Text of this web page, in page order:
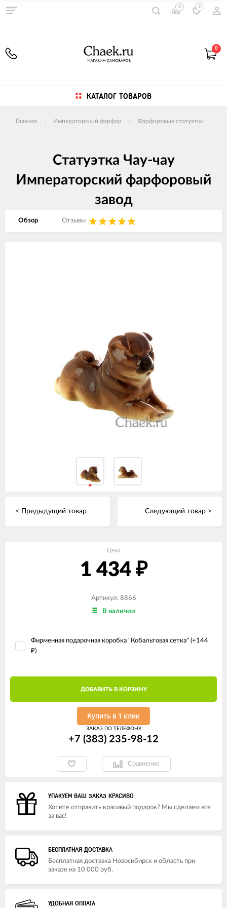
0 0
0
КАТАЛОГ ТОВАРОВ
Главная Императорский фарфор Фарфоровые статуэтки
Статуэтка Чау-чау
Императорский фарфоровый
завод
Обзор Отзывы
< Предыдущий товар Следующий товар >
Цена
1 434 ₽
Артикул: 8866
В наличии
Фирменная подарочная коробка "Кобальтовая сетка" (+144
₽)
ДОБАВИТЬ В КОРЗИНУ
Купить в 1 клик
ЗАКАЗ ПО ТЕЛЕФОНУ
+7 (383) 235-98-12
Сравнение
УПАКУЕМ ВАШ ЗАКАЗ КРАСИВО
Хотите отправить красивый подарок? Мы сделаем все
за вас!
БЕСПЛАТНАЯ ДОСТАВКА
Бесплатная доставка Новосибирск и область при
заказе на 10 000 руб.
УДОБНАЯ ОПЛАТА